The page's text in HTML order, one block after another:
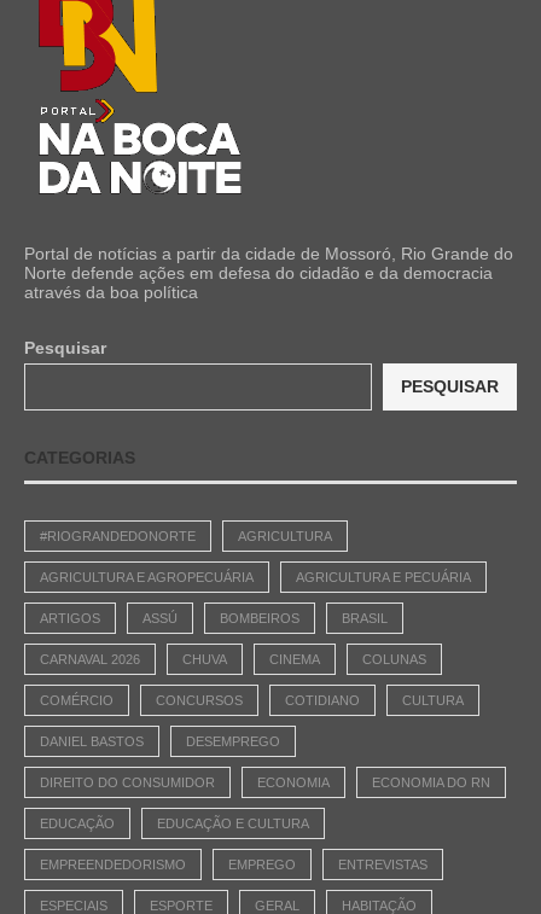
Portal de notícias a partir da cidade de Mossoró, Rio Grande do
Norte defende ações em defesa do cidadão e da democracia
através da boa política
Pesquisar
PESQUISAR
CATEGORIAS
#RIOGRANDEDONORTE AGRICULTURA
AGRICULTURA E AGROPECUÁRIA AGRICULTURA E PECUÁRIA
ARTIGOS ASSÚ BOMBEIROS BRASIL
CARNAVAL 2026 CHUVA CINEMA COLUNAS
COMÉRCIO CONCURSOS COTIDIANO CULTURA
DANIEL BASTOS DESEMPREGO
DIREITO DO CONSUMIDOR ECONOMIA ECONOMIA DO RN
EDUCAÇÃO EDUCAÇÃO E CULTURA
EMPREENDEDORISMO EMPREGO ENTREVISTAS
ESPECIAIS ESPORTE GERAL HABITAÇÃO